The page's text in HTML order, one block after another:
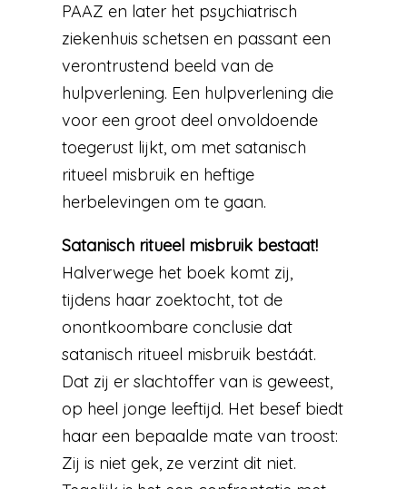
PAAZ en later het psychiatrisch
ziekenhuis schetsen en passant een
verontrustend beeld van de
hulpverlening. Een hulpverlening die
voor een groot deel onvoldoende
toegerust lijkt, om met satanisch
ritueel misbruik en heftige
herbelevingen om te gaan.
Satanisch ritueel misbruik bestaat!
Halverwege het boek komt zij,
tijdens haar zoektocht, tot de
onontkoombare conclusie dat
satanisch ritueel misbruik bestáát.
Dat zij er slachtoffer van is geweest,
op heel jonge leeftijd. Het besef biedt
haar een bepaalde mate van troost:
Zij is niet gek, ze verzint dit niet.